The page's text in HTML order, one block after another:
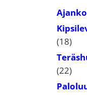
1818
2222